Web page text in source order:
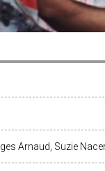
Arnaud, Suzie